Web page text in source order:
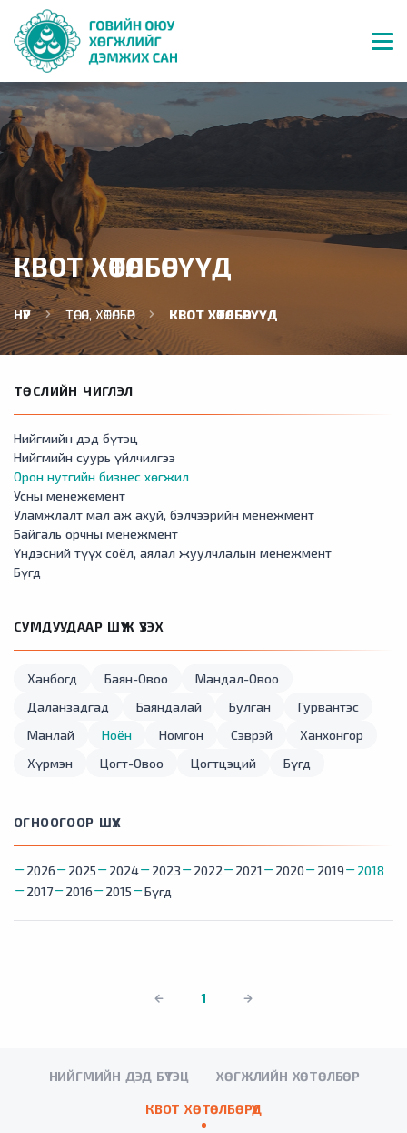
КВОТ ХӨТӨЛБӨРҮҮД
НҮҮР ТӨСӨЛ, ХӨТӨЛБӨР КВОТ ХӨТӨЛБӨРҮҮД
ТӨСЛИЙН ЧИГЛЭЛ
Нийгмийн дэд бүтэц
Нийгмийн суурь үйлчилгээ
Орон нутгийн бизнес хөгжил
Усны менежемент
Уламжлалт мал аж ахуй, бэлчээрийн менежмент
Байгаль орчны менежмент
Үндэсний түүх соёл, аялал жуулчлалын менежмент
Бүгд
СУМДУУДААР ШҮҮЖ ҮЗЭХ
Ханбогд Баян-Овоо
Мандал-Овоо
Даланзадгад
Баяндалай Булган
Гурвантэс
Манлай
Ноён Номгон Сэврэй
Ханхонгор
Хүрмэн
Цогт-Овоо Цогтцэций Бүгд
ОГНООГООР ШҮҮХ
2026 2025 2024 2023 2022 2021 2020 2019
2018
2017
2016 2015 Бүгд
1
НИЙГМИЙН ДЭД БҮТЭЦ ХӨГЖЛИЙН ХӨТӨЛБӨР
КВОТ ХӨТӨЛБӨРҮҮД